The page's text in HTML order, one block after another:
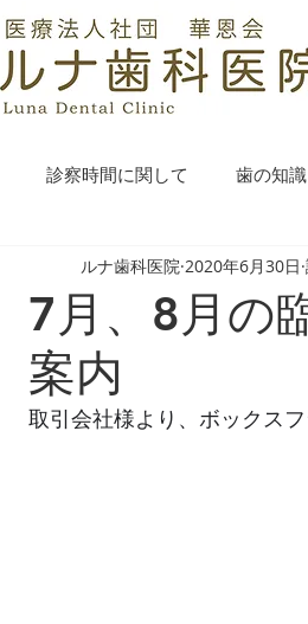
診察時間に関して 歯の知識
7月、8月の
案内
ルナ歯科医院 2020年6月30日
取引会社様より、ボックス